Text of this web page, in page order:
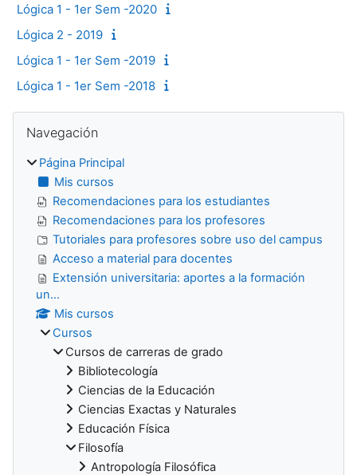
Lógica 1 - 1er Sem -2020
Lógica 2 - 2019
Lógica 1 - 1er Sem -2019
Lógica 1 - 1er Sem -2018
Bloques
Navegación
Página Principal
Mis cursos
Recomendaciones para los estudiantes
Recomendaciones para los profesores
Tutoriales para profesores sobre uso del campus
Acceso a material para docentes
Extensión universitaria: aportes a la formación
un...
Mis cursos
Cursos
Cursos de carreras de grado
Bibliotecología
Ciencias de la Educación
Ciencias Exactas y Naturales
Educación Física
Filosofía
Antropología Filosófica